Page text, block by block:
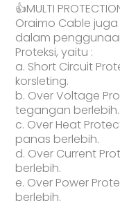
👍MULTI
Oraimo Cable
dalam
Proteksi, yaitu :
a. Short Circuit
korsleting.
b. Over Voltage
tegangan berlebih.
c. Over Heat
panas berlebih.
d. Over Current
berlebih.
e. Over Power
berlebih.